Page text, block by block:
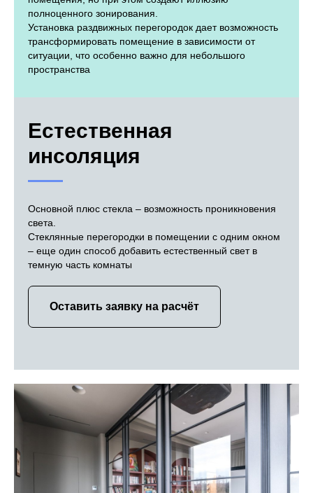
полноценного зонирования.
Установка раздвижных перегородок дает возможность
трансформировать помещение в зависимости от
ситуации, что особенно важно для небольшого
пространства
Естественная
инсоляция
Основной плюс стекла – возможность проникновения
света.
Стеклянные перегородки в помещении с одним окном
– еще один способ добавить естественный свет в
темную часть комнаты
Оставить заявку на расчёт